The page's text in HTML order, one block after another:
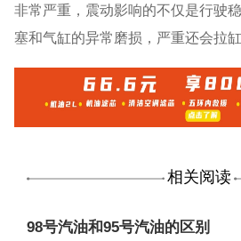
非常严重，震动影响的不仅是行驶
塞和气缸的异常磨损，严重还会拉缸
相关阅读
98号汽油和95号汽油的区别